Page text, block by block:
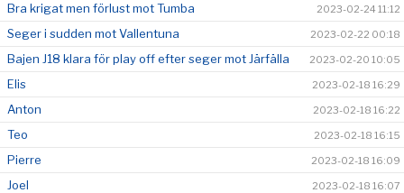
Bra krigat men förlust mot Tumba 2023-02-24 11:12
Seger i sudden mot Vallentuna 2023-02-22 00:18
Bajen J18 klara för play off efter seger mot Järfälla 2023-02-20 10:05
Elis 2023-02-18 16:29
Anton 2023-02-18 16:22
Teo 2023-02-18 16:15
Pierre 2023-02-18 16:09
Joel 2023-02-18 16:07